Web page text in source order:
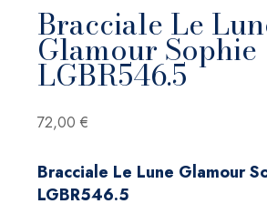
Bracciale Le
Glamour Sophie
LGBR546.5
72,00 €
Bracciale Le Lune Glamour
LGBR546.5